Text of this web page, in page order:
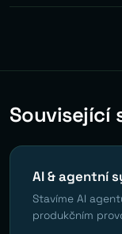
Související
AI & agentní
Stavíme AI
produkčním